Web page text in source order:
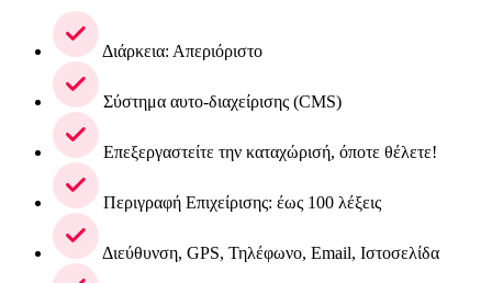
Διάρκεια: Απεριόριστο
Σύστημα αυτο-διαχείρισης (CMS)
Επεξεργαστείτε την καταχώρισή, όποτε θέλετε!
Περιγραφή Επιχείρισης: έως 100 λέξεις
Διεύθυνση, GPS, Τηλέφωνο, Email, Ιστοσελίδα